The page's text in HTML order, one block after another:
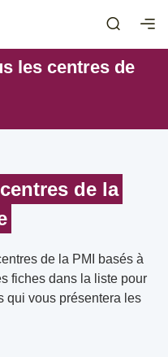
les centres de
de la
de la PMI basés à
fiches dans la liste pour
qui vous présentera les